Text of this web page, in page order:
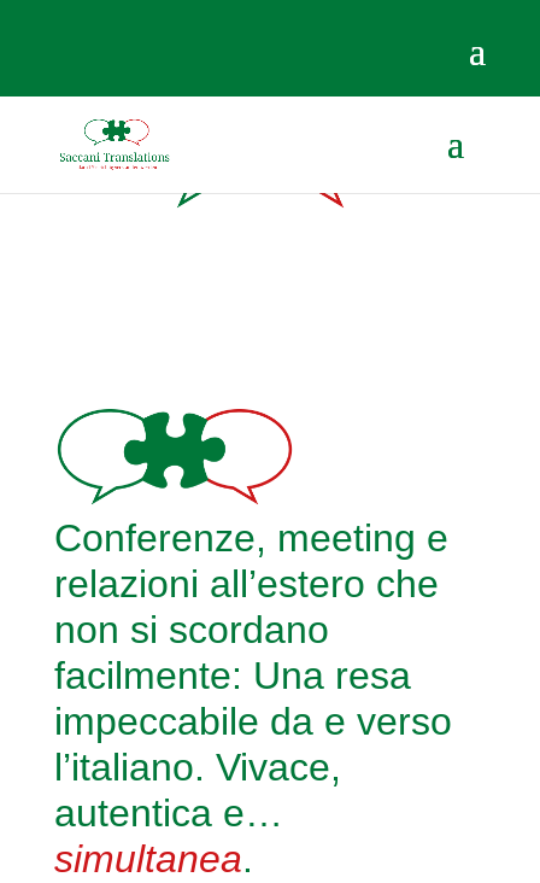
Conferenze, meeting e
relazioni all’estero che
non si scordano
facilmente: Una resa
impeccabile da e verso
l’italiano. Vivace,
autentica e…
simultanea.